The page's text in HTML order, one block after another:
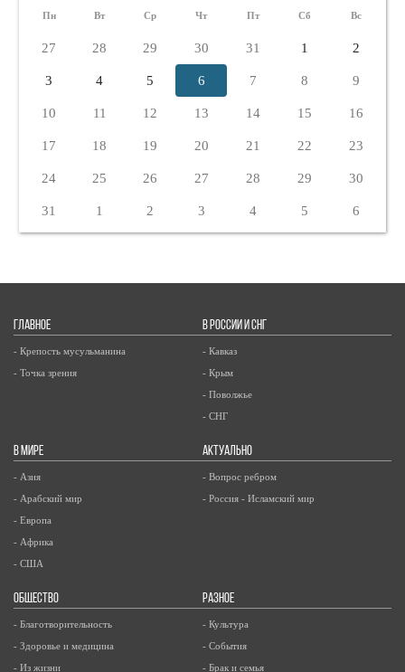
Пн Вт Ср Чт Пт Сб Вс
27 28 29 30 31 1 2
3 4 5 6 7 8 9
10 11 12 13 14 15 16
17 18 19 20 21 22 23
24 25 26 27 28 29 30
31 1 2 3 4 5 6
ГЛАВНОЕ
- Крепость мусульманина
- Точка зрения
В РОССИИ И СНГ
- Кавказ
- Крым
- Поволжье
- СНГ
В МИРЕ
- Азия
- Арабский мир
- Европа
- Африка
- США
АКТУАЛЬНО
- Вопрос ребром
- Россия - Исламский мир
ОБЩЕСТВО
- Благотворительность
- Здоровье и медицина
- Из жизни
РАЗНОЕ
- Культура
- События
- Брак и семья